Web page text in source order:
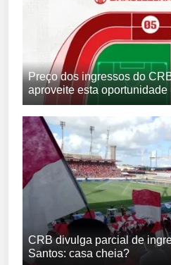
Preço dos ingressos do
aproveite esta oportunidade
CRB divulga parcial de
Santos: casa cheia?